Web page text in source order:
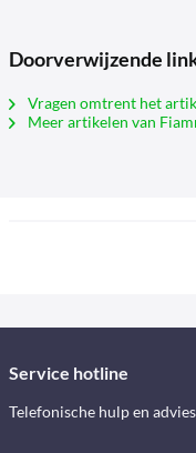
Doorverwijzende
Vragen omtrent het
Meer artikelen van
Service hotline
Telefonische hulp en